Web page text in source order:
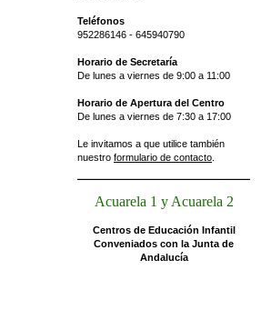
Teléfonos
952286146 - 645940790
Horario de Secretaría
De lunes a viernes de 9:00 a 11:00
Horario de Apertura del Centro
De lunes a viernes de 7:30 a 17:00
Le invitamos a que utilice también
nuestro formulario de contacto
Acuarela 1 y Acuarela 2
Centros de Educación Infantil
Conveniados con la Junta de
Andalucía